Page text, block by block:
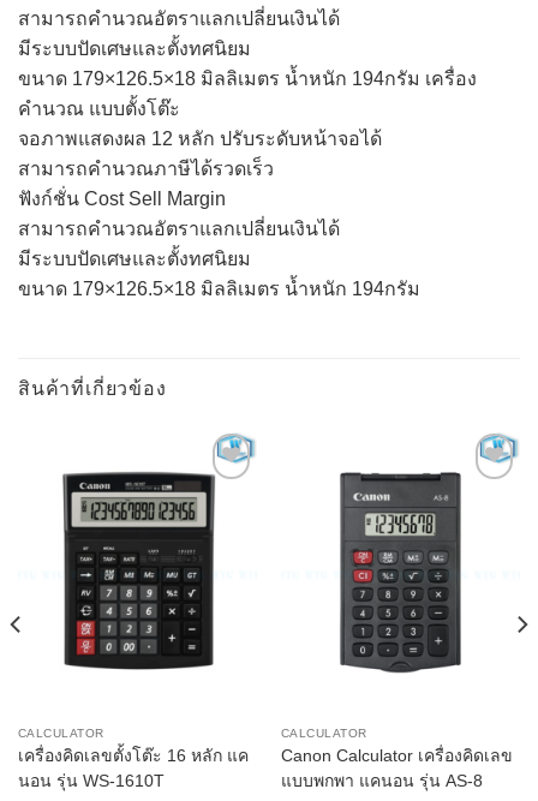
สามารถคำนวณอัตราแลกเปลี่ยนเงินได้
มีระบบปัดเศษและตั้งทศนิยม
ขนาด 179×126.5×18 มิลลิเมตร น้ำหนัก 194กรัม เครื่อง
คำนวณ แบบตั้งโต๊ะ
จอภาพแสดงผล 12 หลัก ปรับระดับหน้าจอได้
สามารถคำนวณภาษีได้รวดเร็ว
ฟังก์ชั่น Cost Sell Margin
สามารถคำนวณอัตราแลกเปลี่ยนเงินได้
มีระบบปัดเศษและตั้งทศนิยม
ขนาด 179×126.5×18 มิลลิเมตร น้ำหนัก 194กรัม
สินค้าที่เกี่ยวข้อง
Wishlist
CALCULATOR
เครื่องคิดเลขตั้งโต๊ะ 16 หลัก แค
นอน รุ่น WS-1610T
CALCULATOR
Canon Calculator เครื่องคิดเลข
แบบพกพา แคนอน รุ่น AS-8